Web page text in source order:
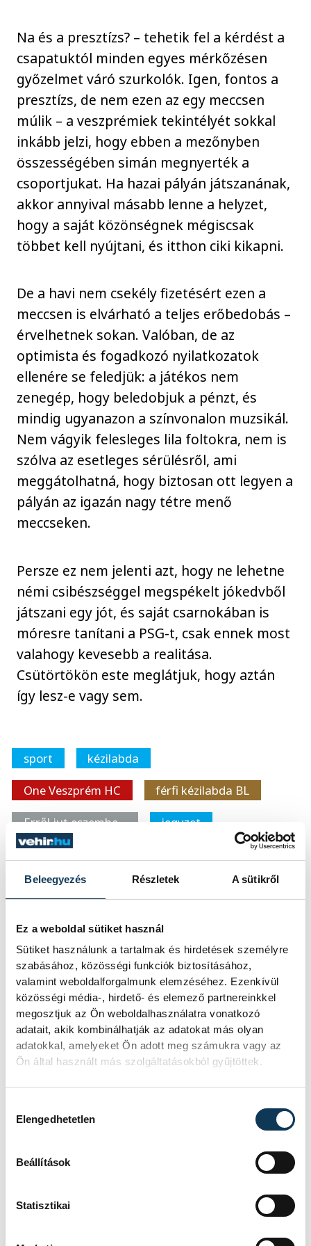
Beleegyezés Részletek A sütikről
Ez a weboldal sütiket használ
Sütiket használunk a tartalmak és hirdetések személyre
szabásához, közösségi funkciók biztosításához,
valamint weboldalforgalmunk elemzéséhez. Ezenkívül
közösségi média-, hirdető- és elemező partnereinkkel
megosztjuk az Ön weboldalhasználatra vonatkozó
adatait, akik kombinálhatják az adatokat más olyan
adatokkal, amelyeket Ön adott meg számukra vagy az
Ön által használt más szolgáltatásokból gyűjtöttek.
Elengedhetetlen
Beállítások
Statisztikai
Na és a presztízs? – tehetik fel a kérdést a
csapatuktól minden egyes mérkőzésen
győzelmet váró szurkolók. Igen, fontos a
presztízs, de nem ezen az egy meccsen
múlik – a veszprémiek tekintélyét sokkal
inkább jelzi, hogy ebben a mezőnyben
összességében simán megnyerték a
csoportjukat. Ha hazai pályán játszanának,
akkor annyival másabb lenne a helyzet,
hogy a saját közönségnek mégiscsak
többet kell nyújtani, és itthon ciki kikapni.
De a havi nem csekély fizetésért ezen a
meccsen is elvárható a teljes erőbedobás –
érvelhetnek sokan. Valóban, de az
optimista és fogadkozó nyilatkozatok
ellenére se feledjük: a játékos nem
zenegép, hogy beledobjuk a pénzt, és
mindig ugyanazon a színvonalon muzsikál.
Nem vágyik felesleges lila foltokra, nem is
szólva az esetleges sérülésről, ami
meggátolhatná, hogy biztosan ott legyen a
pályán az igazán nagy tétre menő
meccseken.
Persze ez nem jelenti azt, hogy ne lehetne
némi csibészséggel megspékelt jókedvből
játszani egy jót, és saját csarnokában is
móresre tanítani a PSG-t, csak ennek most
valahogy kevesebb a realitása.
Csütörtökön este meglátjuk, hogy aztán
így lesz-e vagy sem.
sport
kézilabda
One Veszprém HC
férfi kézilabda BL
Erről jut eszembe…
jegyzet
Darcsi
István
Dominik
Események
IDŐPONT
BALATONBOGLÁR, NEKA